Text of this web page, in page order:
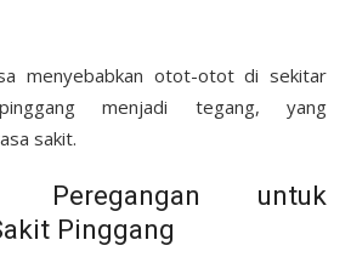
menyebabkan otot-otot di sekitar
menjadi tegang, yang
sakit.
untuk
Pinggang